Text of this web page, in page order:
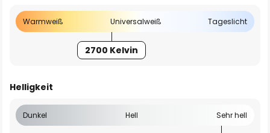
Warmweiß Universalweiß Tageslicht
2700 Kelvin
Helligkeit
Dunkel Hell Sehr hell